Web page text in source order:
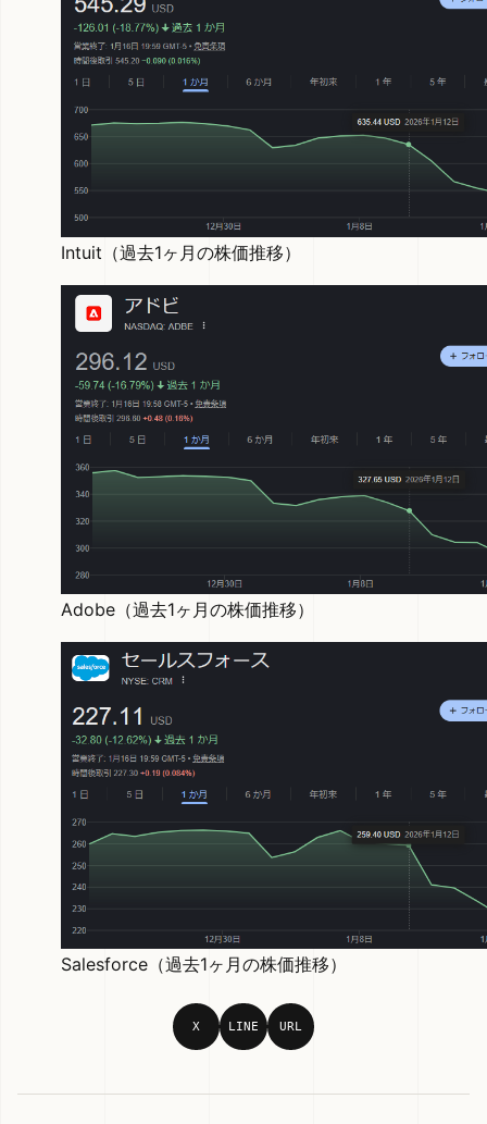
Intuit（過去1ヶ月の株価推移）
Adobe（過去1ヶ月の株価推移）
Salesforce（過去1ヶ月の株価推移）
X LINE URL